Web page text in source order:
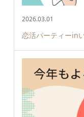
2026.03.01
恋活パーティーin